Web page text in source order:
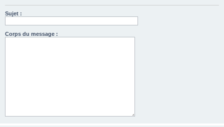
Sujet :
Corps du message :